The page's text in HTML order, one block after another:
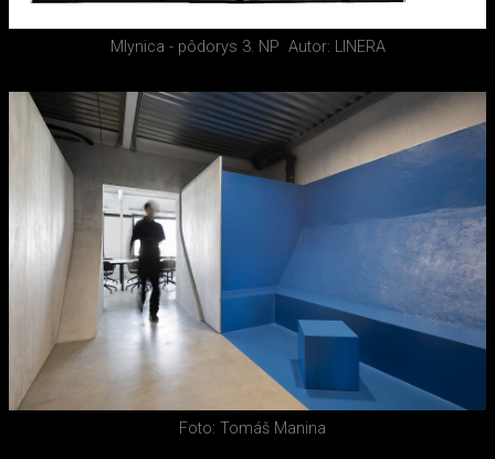
Mlynica - pôdorys 3. NP Autor: LINERA
Foto: Tomáš Manina